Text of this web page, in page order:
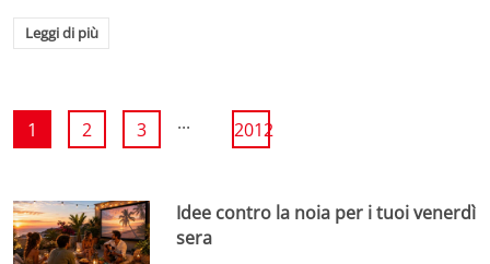
Leggi di più
1 2 3 ... 2012
Idee contro la noia per i tuoi venerdì
sera